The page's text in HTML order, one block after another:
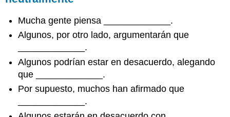
Mucha gente piensa _____________.
Algunos, por otro lado, argumentarán que
_____________.
Algunos podrían estar en desacuerdo, alegando
que _____________.
Por supuesto, muchos han afirmado que
_____________.